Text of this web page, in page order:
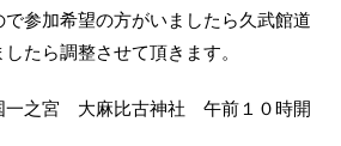
参加希望の方がいましたら久武館道
たら調整させて頂きます。
一之宮 大麻比古神社 午前１０時開